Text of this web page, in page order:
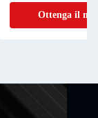
Ottenga il